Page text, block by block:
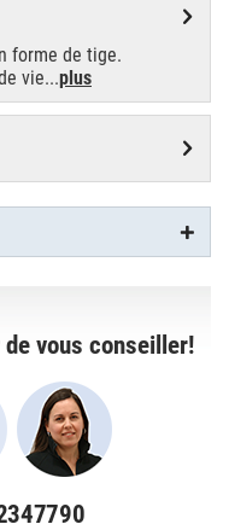
forme de tige.
vie...plus
vous conseiller!